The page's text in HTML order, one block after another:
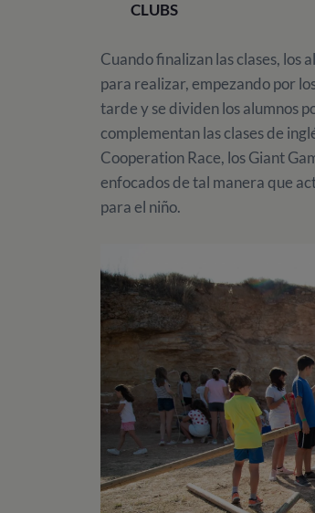
CLUBS
Cuando finalizan las clases, los
para realizar, empezando por
tarde y se dividen los alumnos
complementan las clases de
Cooperation Race, los Giant
enfocados de tal manera que
para el niño.